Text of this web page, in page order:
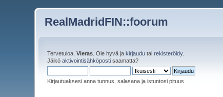
RealMadridFIN::foorum
Tervetuloa,Vieras . Ole hyvä jakirjaudu tairekisteröidy.
Jäiköaktivointisähköposti saamatta?
Kirjautuaksesi anna tunnus, salasana ja istuntosi pituus